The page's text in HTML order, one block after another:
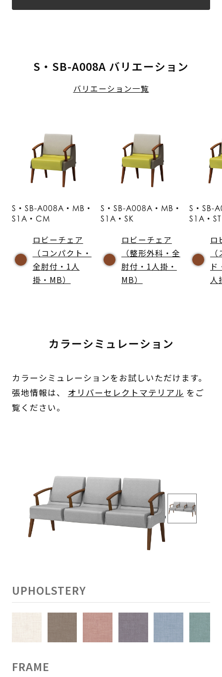
S・SB-A008A バリエーション
バリエーション一覧
S・SB-A008A・MB・
S1A・CM
ロビーチェア
（コンパクト・
全肘付・1人
掛・MB）
S・SB-A008A・MB・
S1A・SK
ロビーチェア
（整形外科・全
肘付・1人掛・
MB）
S・SB-
S1A・ST
ロ
人
カラーシミュレーション
カラーシミュレーションをお試しいただけます。
張地情報は、 オリバーセレクトマテリアル をご
覧ください。
UPHOLSTERY
FRAME